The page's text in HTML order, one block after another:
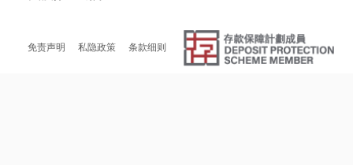
免责声明 私隐政策 条款细则